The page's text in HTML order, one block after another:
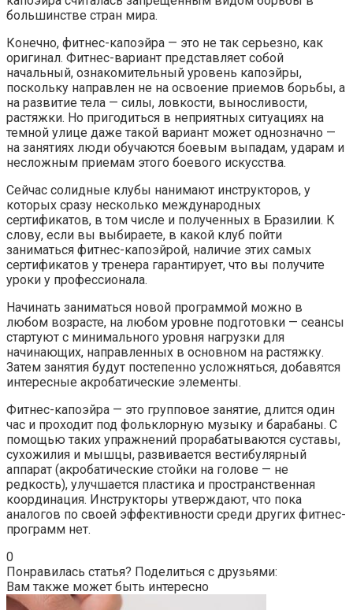
большинстве стран мира.
Конечно, фитнес-капоэйра — это не так серьезно, как
оригинал. Фитнес-вариант представляет собой
начальный, ознакомительный уровень капоэйры,
поскольку направлен не на освоение приемов борьбы, а
на развитие тела — силы, ловкости, выносливости,
растяжки. Но пригодиться в неприятных ситуациях на
темной улице даже такой вариант может однозначно —
на занятиях люди обучаются боевым выпадам, ударам и
несложным приемам этого боевого искусства.
Сейчас солидные клубы нанимают инструкторов, у
которых сразу несколько международных
сертификатов, в том числе и полученных в Бразилии. К
слову, если вы выбираете, в какой клуб пойти
заниматься фитнес-капоэйрой, наличие этих самых
сертификатов у тренера гарантирует, что вы получите
уроки у профессионала.
Начинать заниматься новой программой можно в
любом возрасте, на любом уровне подготовки — сеансы
стартуют с минимального уровня нагрузки для
начинающих, направленных в основном на растяжку.
Затем занятия будут постепенно усложняться, добавятся
интересные акробатические элементы.
Фитнес-капоэйра — это групповое занятие, длится один
час и проходит под фольклорную музыку и барабаны. С
помощью таких упражнений прорабатываются суставы,
сухожилия и мышцы, развивается вестибулярный
аппарат (акробатические стойки на голове — не
редкость), улучшается пластика и пространственная
координация. Инструкторы утверждают, что пока
аналогов по своей эффективности среди других фитнес-
программ нет.
0
Понравилась статья? Поделиться с друзьями:
Вам также может быть интересно